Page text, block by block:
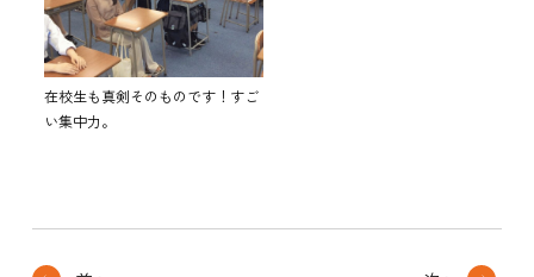
在校生も真剣そのものです！すご
い集中力。